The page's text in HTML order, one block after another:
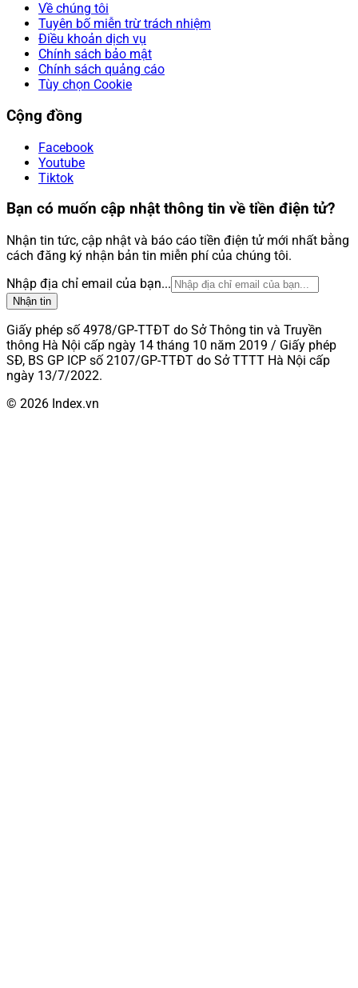
Về chúng tôi
Tuyên bố miễn trừ trách nhiệm
Điều khoản dịch vụ
Chính sách bảo mật
Chính sách quảng cáo
Tùy chọn Cookie
Cộng đồng
Facebook
Youtube
Tiktok
Bạn có muốn cập nhật thông tin về tiền điện tử?
Nhận tin tức, cập nhật và báo cáo tiền điện tử mới nhất bằng
cách đăng ký nhận bản tin miễn phí của chúng tôi.
Nhập địa chỉ email của bạn...
Nhận tin
Giấy phép số 4978/GP-TTĐT do Sở Thông tin và Truyền
thông Hà Nội cấp ngày 14 tháng 10 năm 2019 / Giấy phép
SĐ, BS GP ICP số 2107/GP-TTĐT do Sở TTTT Hà Nội cấp
ngày 13/7/2022.
© 2026 Index.vn